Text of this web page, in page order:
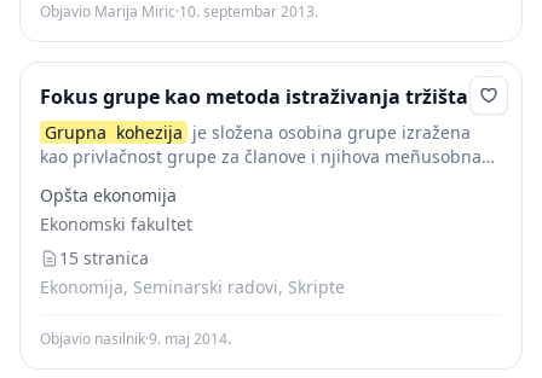
Objavio Marija Miric·10. septembar 2013.
Fokus grupe kao metoda istraživanja tržišta
Grupna kohezija je složena osobina grupe izražena
kao privlačnost grupe za članove i njihova meñusobna
grupe. Dakle, to je razlog sudjelovanja članova u...
Opšta ekonomija
Ekonomski fakultet
15 stranica
Ekonomija, Seminarski radovi, Skripte
Objavio nasilnik·9. maj 2014.